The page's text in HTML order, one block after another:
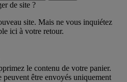
de site ?
site. Mais ne vous inquiétez
ici à votre retour.
le contenu de votre panier.
peuvent être envoyés uniquement